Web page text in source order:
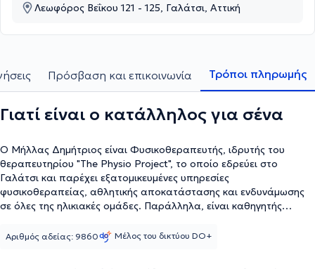
Λεωφόρος Βεΐκου 121 - 125, Γαλάτσι, Αττική
Πρόσβαση και επικοινωνία Τρόποι πληρωμής
Γιατί είναι ο κατάλληλος για σένα
Ο Μήλλας Δημήτριος είναι Φυσικοθεραπευτής, ιδρυτής του
θεραπευτηρίου "The Physio Project", το οποίο εδρεύει στο
Γαλάτσι και παρέχει εξατομικευμένες υπηρεσίες
φυσικοθεραπείας, αθλητικής αποκατάστασης και ενδυνάμωσης
σε όλες της ηλικιακές ομάδες. Παράλληλα, είναι καθηγητής
εξειδικευμένος φυσικοθεραπευτής του πανεπιστημίου Καρόλου
Αριθμός αδείας: 9860 Μέλος του δικτύου DO+